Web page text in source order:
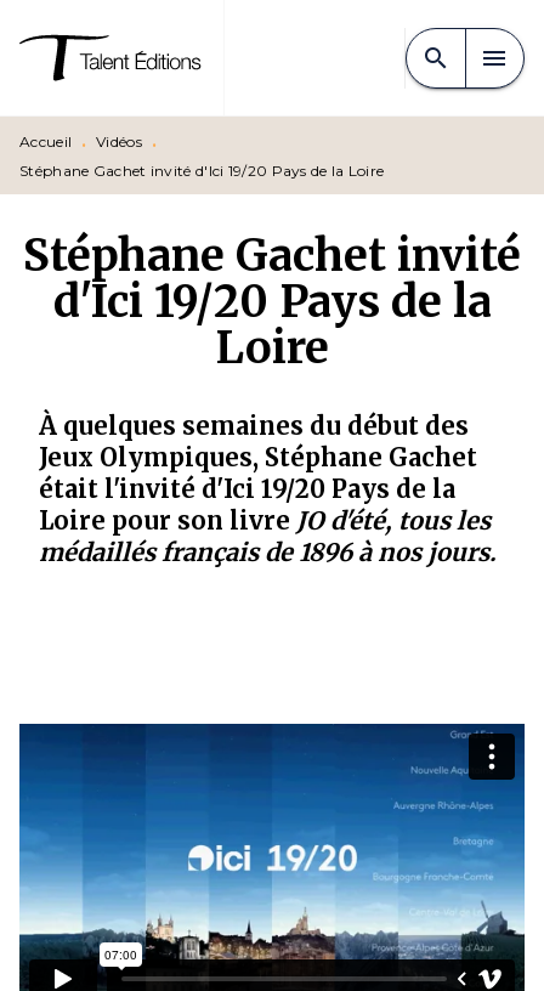
MENU CONTENU
PIED DE PAGE
search menu
Accueil • Vidéos •
Stéphane Gachet invité d'Ici 19/20 Pays de la Loire
Stéphane Gachet invité
d'Ici 19/20 Pays de la
Loire
À quelques semaines du début des
Jeux Olympiques, Stéphane Gachet
était l'invité d'Ici 19/20 Pays de la
Loire pour son livre JO d'été, tous les
médaillés français de 1896 à nos jours.